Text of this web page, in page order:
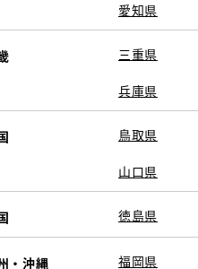
愛知県
三重県
兵庫県
鳥取県
山口県
徳島県
・沖縄 福岡県
ムズ
ついて TOYOTAアカウント利用規約
RIGHTS RESERVED.